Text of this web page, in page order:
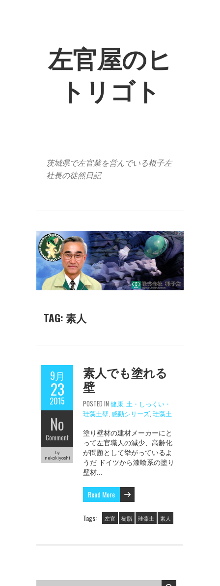
左官屋のヒ
トリゴト
茨城県で左官業を営んでいる根子左
社長の徒然日記
TAG: 素人
9月
23
2015
No
Comment
by
nekokiyoshi
素人でも塗れる
壁
POSTED IN 健康 土・しっくい・
珪藻土壁 感動シリーズ 珪藻土
塗り壁材の建材メーカーにと
って左官職人の減少、高齢化
が問題として挙がっているよ
うだ ドイツから漆喰系の塗り
壁材…
Read More
Tags: 左官 樹脂 珪藻土 素人